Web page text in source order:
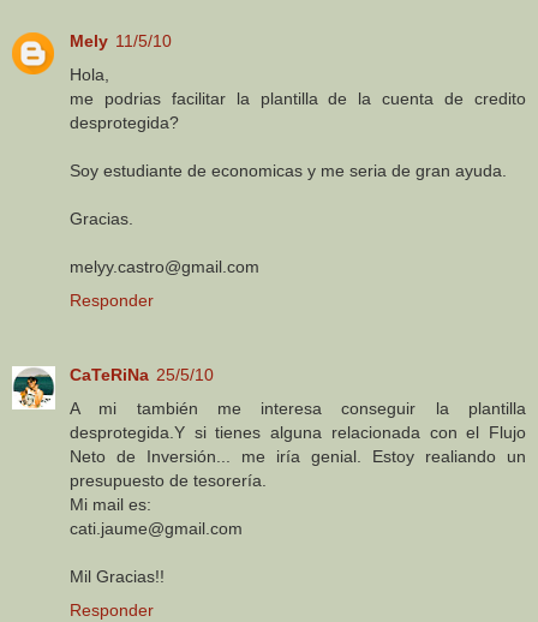
Mely 11/5/10
Hola,
me podrias facilitar la plantilla de la cuenta de credito
desprotegida?
Soy estudiante de economicas y me seria de gran ayuda.
Gracias.
melyy.castro@gmail.com
Responder
CaTeRiNa 25/5/10
A mi también me interesa conseguir la plantilla
desprotegida.Y si tienes alguna relacionada con el Flujo
Neto de Inversión... me iría genial. Estoy realiando un
presupuesto de tesorería.
Mi mail es:
cati.jaume@gmail.com
Mil Gracias!!
Responder